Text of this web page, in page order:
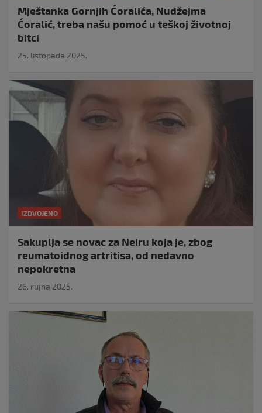
Mještanka Gornjih Ćoralića, Nudžejma
Ćoralić, treba našu pomoć u teškoj životnoj
bitci
25. listopada 2025.
IZDVOJENO
Sakuplja se novac za Neiru koja je, zbog
reumatoidnog artritisa, od nedavno
nepokretna
26. rujna 2025.